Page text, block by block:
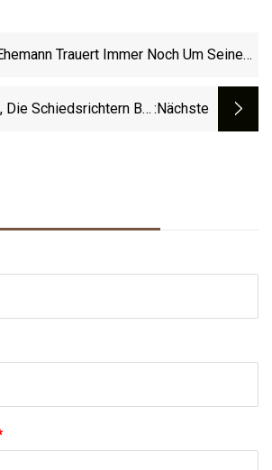
Trauert Immer Noch Um Seine
Getötet Wurde
Schiedsrichtern Bei :nächste